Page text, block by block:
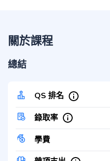
關於課程
總結
QS 排名
錄取率
學費